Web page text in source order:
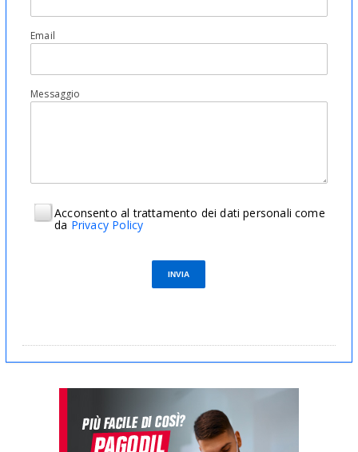
Email
Messaggio
Acconsento al trattamento dei dati personali come
da Privacy Policy